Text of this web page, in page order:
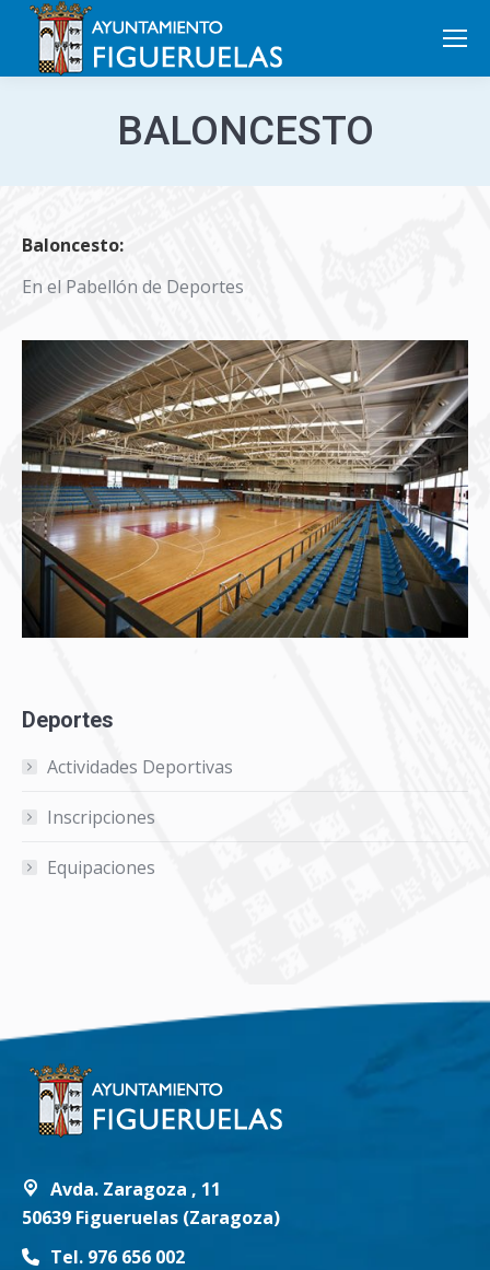
Search:
BALONCESTO
Baloncesto:
En el Pabellón de Deportes
Deportes
Actividades Deportivas
Inscripciones
Equipaciones
Avda. Zaragoza , 11
50639 Figueruelas (Zaragoza)
Tel. 976 656 002